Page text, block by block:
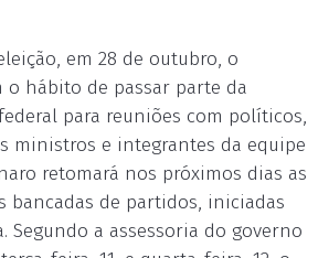
em 28 de outubro, o
o hábito de passar parte da
para reuniões com políticos,
ministros e integrantes da equipe
retomará nos próximos dias as
bancadas de partidos, iniciadas
Segundo a assessoria do governo